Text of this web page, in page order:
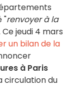
"renvoyer à la
Ce jeudi 4 mars
un bilan de la
à Paris
circulation du